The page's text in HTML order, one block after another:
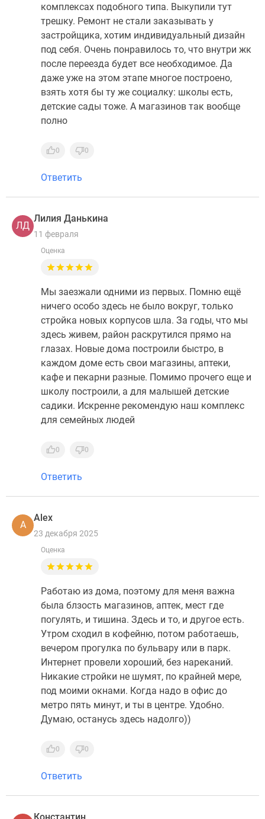
комплексах подобного типа. Выкупили тут
трешку. Ремонт не стали заказывать у
застройщика, хотим индивидуальный дизайн
под себя. Очень понравилось то, что внутри жк
после переезда будет все необходимое. Да
даже уже на этом этапе многое построено,
взять хотя бы ту же социалку: школы есть,
детские сады тоже. А магазинов так вообще
полно
0 0
Ответить
ЛД
Лилия Данькина
11 февраля
Оценка
Мы заезжали одними из первых. Помню ещё
ничего особо здесь не было вокруг, только
стройка новых корпусов шла. За годы, что мы
здесь живем, район раскрутился прямо на
глазах. Новые дома построили быстро, в
каждом доме есть свои магазины, аптеки,
кафе и пекарни разные. Помимо прочего еще и
школу построили, а для малышей детские
садики. Искренне рекомендую наш комплекс
для семейных людей
0 0
Ответить
А
Аlex
23 декабря 2025
Оценка
Работаю из дома, поэтому для меня важна
была блзость магазинов, аптек, мест где
погулять, и тишина. Здесь и то, и другое есть.
Утром сходил в кофейню, потом работаешь,
вечером прогулка по бульвару или в парк.
Интернет провели хороший, без нареканий.
Никакие стройки не шумят, по крайней мере,
под моими окнами. Когда надо в офис до
метро пять минут, и ты в центре. Удобно.
Думаю, останусь здесь надолго))
0 0
Ответить